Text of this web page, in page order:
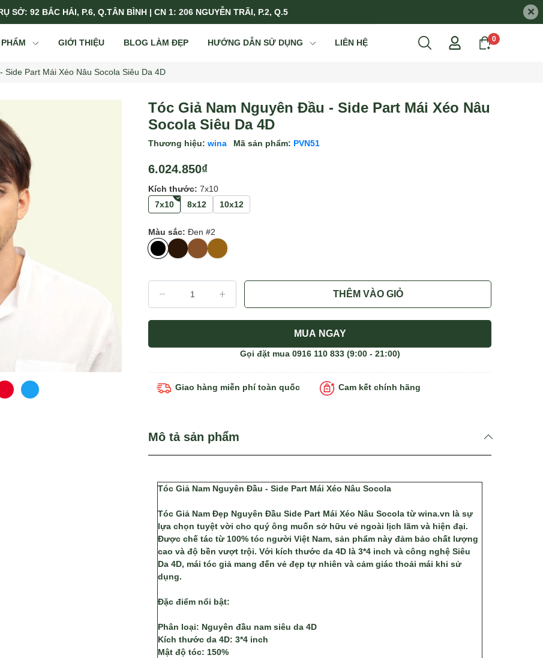
SỞ: 92 BẮC HẢI, P.6, Q.TÂN BÌNH | CN 1: 206 NGUYỄN TRÃI, P.2, Q.5 ×
GIỚI THIỆU BLOG LÀM ĐẸP HƯỚNG DẪN SỬ DỤNG LIÊN HỆ 0
Part Mái Xéo Nâu Socola Siêu Da 4D
Tóc Giả Nam Nguyên Đầu - Side Part Mái Xéo Nâu
Socola Siêu Da 4D
Thương hiệu: wina Mã sản phẩm: PVN51
6.024.850₫
Kích thước: 7x10
7x10
8x12 10x12
Màu sắc: Đen #2
THÊM VÀO GIỎ
MUA NGAY
Gọi đặt mua 0916 110 833(9:00 - 21:00)
Giao hàng miễn phí toàn quốc Cam kết chính hãng
Mô tả sản phẩm
Tóc Giả Nam Nguyên Đầu - Side Part Mái Xéo Nâu Socola
Tóc Giả Nam Đẹp Nguyên Đầu Side Part Mái Xéo Nâu Socola từ wina.vn là sự
lựa chọn tuyệt vời cho quý ông muốn sở hữu vẻ ngoài lịch lãm và hiện đại.
Được chế tác từ 100% tóc người Việt Nam, sản phẩm này đảm bảo chất lượng
cao và độ bền vượt trội. Với kích thước da 4D là 3*4 inch và công nghệ Siêu
Da 4D, mái tóc giả mang đến vẻ đẹp tự nhiên và cảm giác thoải mái khi sử
dụng.
Đặc điểm nổi bật:
Phân loại: Nguyên đầu nam siêu da 4D
Kích thước da 4D: 3*4 inch
Mật độ tóc: 150%